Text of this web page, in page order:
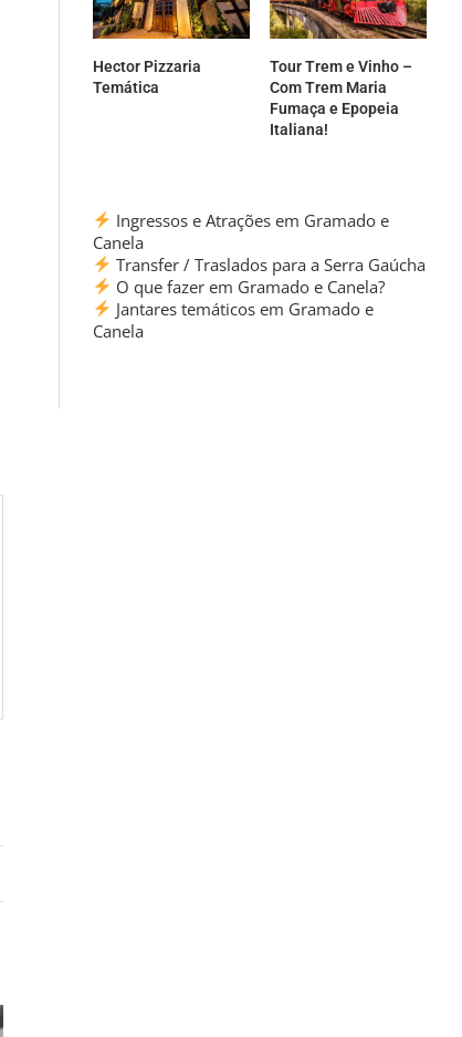
Hector Pizzaria
Temática
Tour Trem e Vinho –
Com Trem Maria
Fumaça e Epopeia
Italiana!
Ingressos e Atrações em Gramado e
Canela
Transfer / Traslados para a Serra Gaúcha
O que fazer em Gramado e Canela?
Jantares temáticos em Gramado e
Canela